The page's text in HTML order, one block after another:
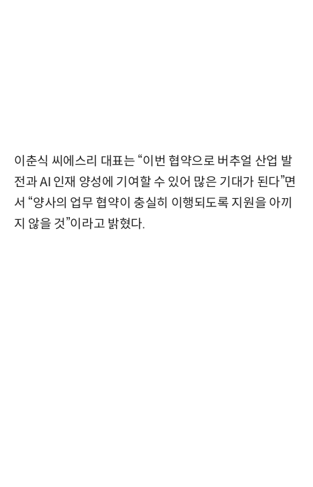
이춘식 씨에스리 대표는 “이번 협약으로 버추얼 산업 발
전과 AI 인재 양성에 기여할 수 있어 많은 기대가 된다”면
서 “양사의 업무 협약이 충실히 이행되도록 지원을 아끼
지 않을 것”이라고 밝혔다.